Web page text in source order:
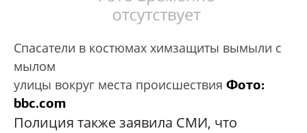
Спасатели в костюмах химзащиты вымыли с
мылом
улицы вокруг места происшествия Фото:
bbc.com
Полиция также заявила СМИ, что